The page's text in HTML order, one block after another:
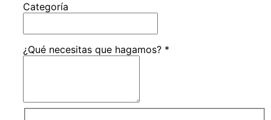
Categoría
¿Qué necesitas que hagamos? *